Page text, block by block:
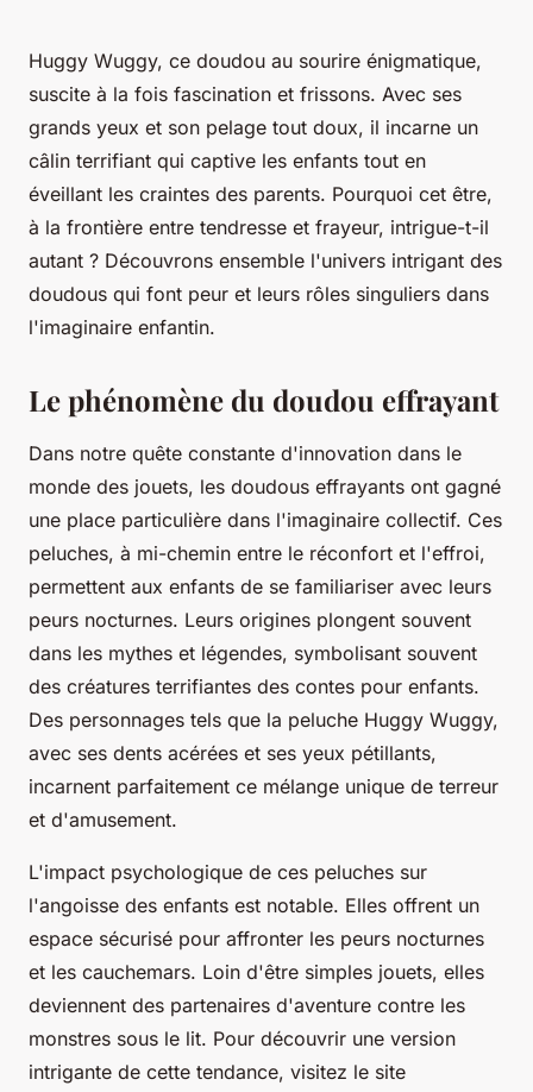
Huggy Wuggy, ce doudou au sourire énigmatique,
suscite à la fois fascination et frissons. Avec ses
grands yeux et son pelage tout doux, il incarne un
câlin terrifiant qui captive les enfants tout en
éveillant les craintes des parents. Pourquoi cet être,
à la frontière entre tendresse et frayeur, intrigue-t-il
autant ? Découvrons ensemble l'univers intrigant des
doudous qui font peur et leurs rôles singuliers dans
l'imaginaire enfantin.
Le phénomène du doudou effrayant
Dans notre quête constante d'innovation dans le
monde des jouets, les doudous effrayants ont gagné
une place particulière dans l'imaginaire collectif. Ces
peluches, à mi-chemin entre le réconfort et l'effroi,
permettent aux enfants de se familiariser avec leurs
peurs nocturnes. Leurs origines plongent souvent
dans les mythes et légendes, symbolisant souvent
des créatures terrifiantes des contes pour enfants.
Des personnages tels que la peluche Huggy Wuggy,
avec ses dents acérées et ses yeux pétillants,
incarnent parfaitement ce mélange unique de terreur
et d'amusement.
L'impact psychologique de ces peluches sur
l'angoisse des enfants est notable. Elles offrent un
espace sécurisé pour affronter les peurs nocturnes
et les cauchemars. Loin d'être simples jouets, elles
deviennent des partenaires d'aventure contre les
monstres sous le lit. Pour découvrir une version
intrigante de cette tendance, visitez le site